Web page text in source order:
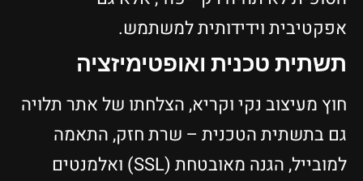
אפקטיבית וידידותית למשתמש.
תשתית טכנית ואופטימיזציה
חוץ מעיצוב נקי וקריא, הצלחתו של אתר תלויה
גם בתשתית הטכנית – שרת חזק, התאמה
למובייל, הגנה מאובטחת (SSL) ואלמנטים